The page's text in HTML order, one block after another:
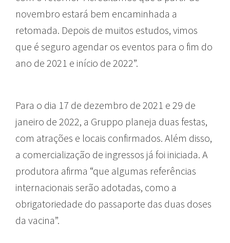
novembro estará bem encaminhada a
retomada. Depois de muitos estudos, vimos
que é seguro agendar os eventos para o fim do
ano de 2021 e início de 2022”.
Para o dia 17 de dezembro de 2021 e 29 de
janeiro de 2022, a Gruppo planeja duas festas,
com atrações e locais confirmados. Além disso,
a comercialização de ingressos já foi iniciada. A
produtora afirma “que algumas referências
internacionais serão adotadas, como a
obrigatoriedade do passaporte das duas doses
da vacina”.